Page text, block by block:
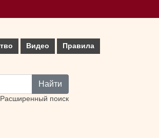
Видео Правила
Найти
Расширенный поиск